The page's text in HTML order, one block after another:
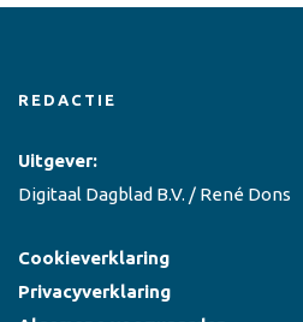
REDACTIE
Uitgever:
Digitaal Dagblad B.V. / René Dons
Cookieverklaring
Privacyverklaring